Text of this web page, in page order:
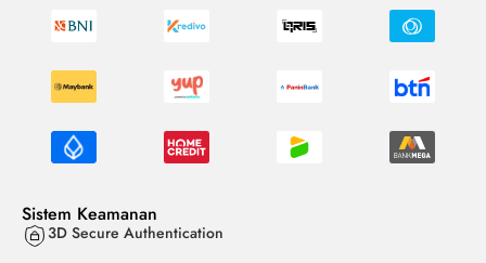
Sistem Keamanan
3D Secure Authentication